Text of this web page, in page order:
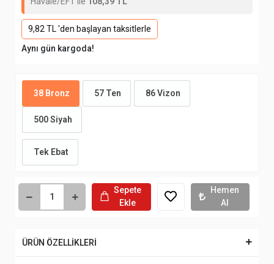
9,82 TL 'den başlayan taksitlerle
Aynı gün kargoda!
38 Bronz 57 Ten 86 Vizon
500 Siyah
Tek Ebat
Sepete
Ekle
Hemen
Al
ÜRÜN ÖZELLİKLERİ